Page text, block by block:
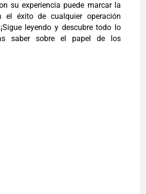
su experiencia puede marcar la
el éxito de cualquier operación
leyendo y descubre todo lo
saber sobre el papel de los